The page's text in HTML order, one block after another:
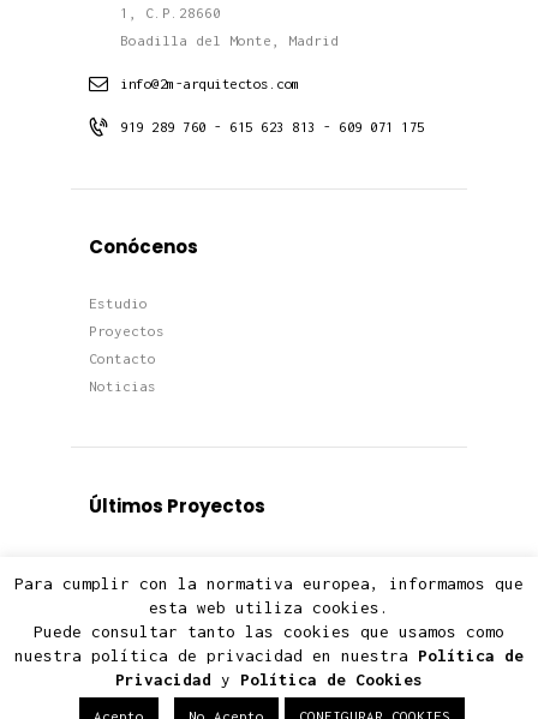
1, C.P.28660
Boadilla del Monte, Madrid
info@2m-arquitectos.com
919 289 760 - 615 623 813 - 609 071 175
Conócenos
Estudio
Proyectos
Contacto
Noticias
Últimos Proyectos
Viviendas
Edificios
Para cumplir con la normativa europea, informamos que
esta web utiliza cookies.
Puede consultar tanto las cookies que usamos como
nuestra política de privacidad en nuestra Política de
Privacidad y Política de Cookies